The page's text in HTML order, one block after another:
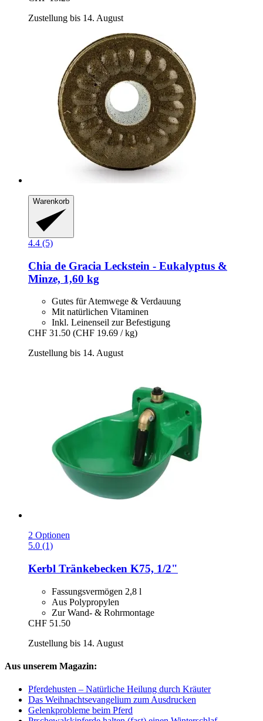
Zustellung bis 14. August
Warenkorb
4.4 (5)
Chia de Gracia Leckstein -​ Eukalyptus &
Minze, 1,60 kg
Gutes für Atemwege & Verdauung
Mit natürlichen Vitaminen
Inkl. Leinenseil zur Befestigung
CHF 31.50 (CHF 19.69 / kg)
Zustellung bis 14. August
2 Optionen
5.0 (1)
Kerbl Tränkebecken K75, 1/2"
Fassungsvermögen 2,8 l
Aus Polypropylen
Zur Wand- & Rohrmontage
CHF 51.50
Zustellung bis 14. August
Aus unserem Magazin:
Pferdehusten – Natürliche Heilung durch Kräuter
Das Weihnachtsevangelium zum Ausdrucken
Gelenkprobleme beim Pferd